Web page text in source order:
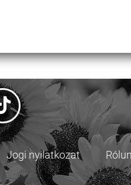
Jogi nyilatkozat